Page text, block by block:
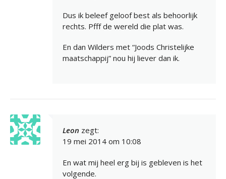
Dus ik beleef geloof best als behoorlijk
rechts. Pfff de wereld die plat was.
En dan Wilders met “Joods Christelijke
maatschappij” nou hij liever dan ik.
Leon zegt:
19 mei 2014 om 10:08
En wat mij heel erg bij is gebleven is het
volgende.